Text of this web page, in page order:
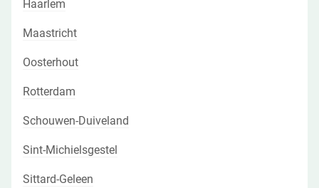
Haarlem
Maastricht
Oosterhout
Rotterdam
Schouwen-Duiveland
Sint-Michielsgestel
Sittard-Geleen